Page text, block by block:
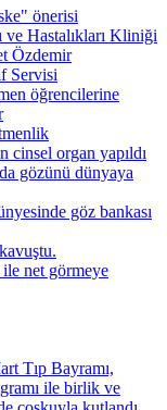
önerisi
ve Hastalıkları Kliniği
Özdemir
Servisi
öğrencilerine
cinsel organ yapıldı
gözünü dünyaya
göz bankası
net görmeye
Tıp Bayramı,
ile birlik ve